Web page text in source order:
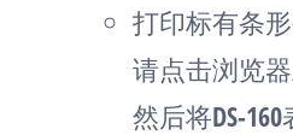
打印标有条
请点击浏览
然后将DS-